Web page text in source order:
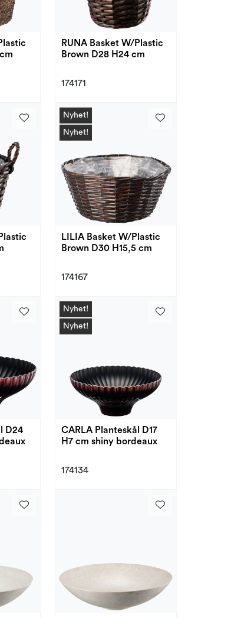
RUNA Basket W/Plastic
Brown D28 H24 cm
174171
Nyhet!
Nyhet!
LILIA Basket W/Plastic
Brown D30 H15,5 cm
174167
D24
Nyhet!
Nyhet!
CARLA Planteskål D17
H7 cm shiny bordeaux
174134